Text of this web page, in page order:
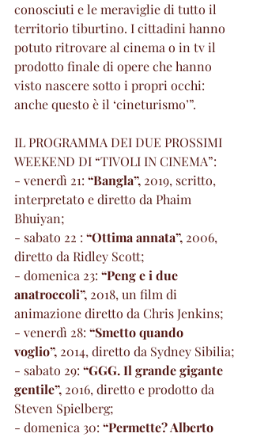
conosciuti e le meraviglie di tutto il
territorio tiburtino. I cittadini hanno
potuto ritrovare al cinema o in tv il
prodotto finale di opere che hanno
visto nascere sotto i propri occhi:
anche questo è il ‘cineturismo’”.
IL PROGRAMMA DEI DUE PROSSIMI
WEEKEND DI “TIVOLI IN CINEMA”:
- venerdì 21: “Bangla”, 2019, scritto,
interpretato e diretto da Phaim
Bhuiyan;
- sabato 22 : “Ottima annata”, 2006,
diretto da Ridley Scott;
- domenica 23: “Peng e i due
anatroccoli”, 2018, un film di
animazione diretto da Chris Jenkins;
- venerdì 28: “Smetto quando
voglio”, 2014, diretto da Sydney Sibilia;
- sabato 29: “GGG. Il grande gigante
gentile”, 2016, diretto e prodotto da
Steven Spielberg;
- domenica 30: “Permette? Alberto